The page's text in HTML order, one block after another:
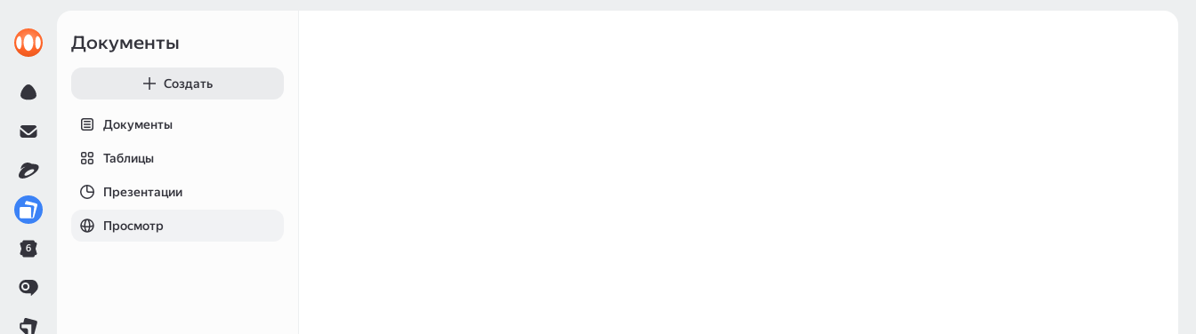
6
Документы
Создать
Документы
Таблицы
Презентации
Просмотр